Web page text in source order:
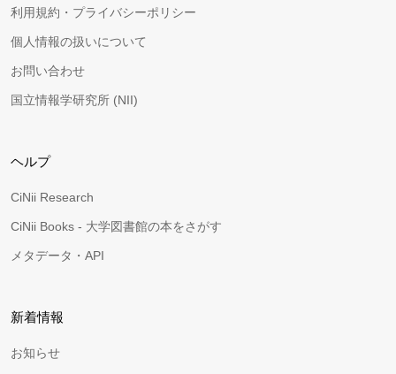
利用規約・プライバシーポリシー
個人情報の扱いについて
お問い合わせ
国立情報学研究所 (NII)
ヘルプ
CiNii Research
CiNii Books - 大学図書館の本をさがす
メタデータ・API
新着情報
お知らせ